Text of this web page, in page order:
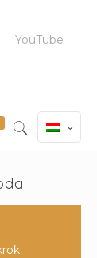
YouTube